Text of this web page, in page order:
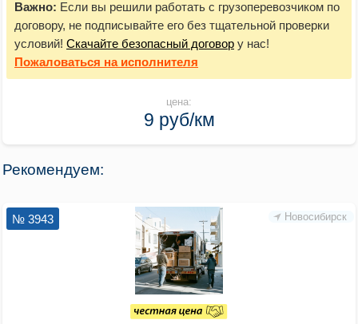
Важно: Если вы решили работать с грузоперевозчиком по
договору, не подписывайте его без тщательной проверки
условий! Скачайте безопасный договор у нас!
Пожаловаться на исполнителя
цена:
9 руб/км
Рекомендуем:
Новосибирск
№ 3943